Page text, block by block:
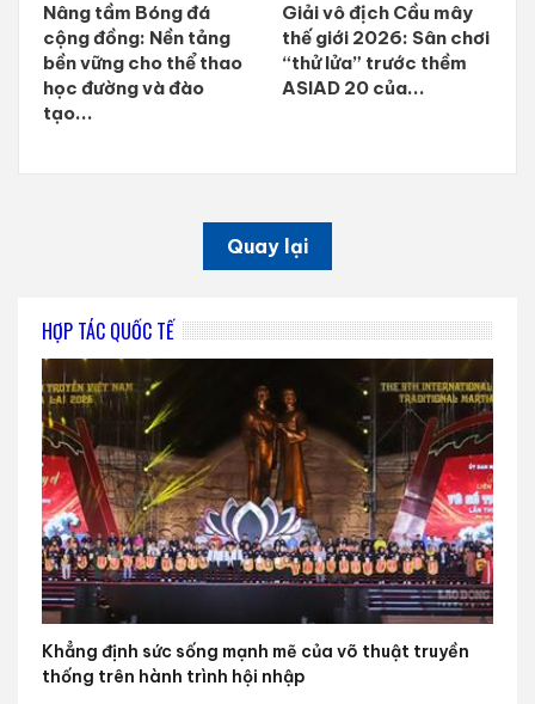
Nâng tầm Bóng đá
cộng đồng: Nền tảng
bền vững cho thể thao
học đường và đào
tạo...
Giải vô địch Cầu mây
thế giới 2026: Sân chơi
“thử lửa” trước thềm
ASIAD 20 của...
Quay lại
HỢP TÁC QUỐC TẾ
Khẳng định sức sống mạnh mẽ của võ thuật truyền
thống trên hành trình hội nhập